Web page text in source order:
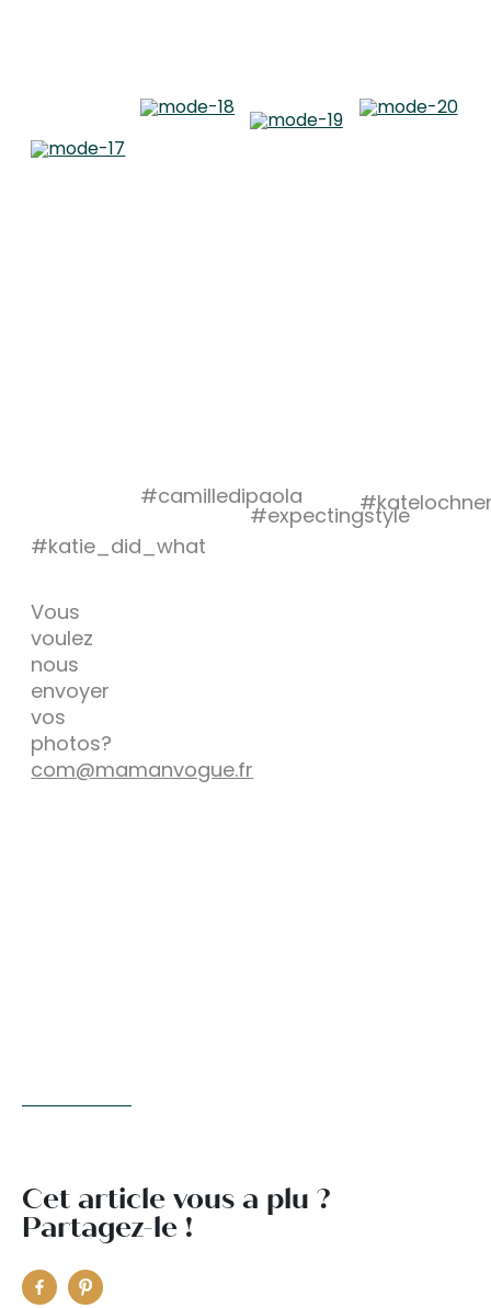
#katie_did_what
Vous
voulez
nous
envoyer
vos
photos?
com@mamanvogue.fr
#camilledipaola
#expectingstyle
Cet article vous a plu ?
Partagez-le !